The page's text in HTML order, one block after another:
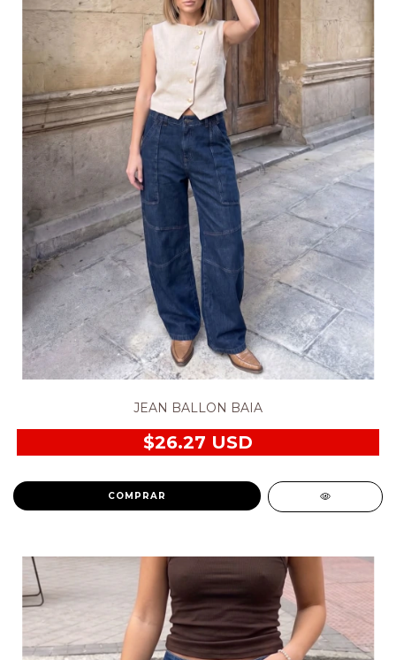
JEAN BALLON BAIA
$26.27 USD
COMPRAR